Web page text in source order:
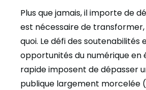
Plus que jamais, il importe de
est nécessaire de
quoi. Le défi des soutenabilités
opportunités du numérique en
rapide imposent de dépasser
publique largement morcelée